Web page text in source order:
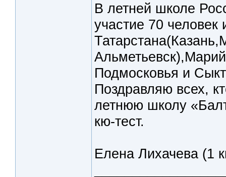
В летней школе
участие 70 человек
Подмосковья и
Поздравляю всех,
летнюю школу
кю-тест.
Елена Лихачева (1